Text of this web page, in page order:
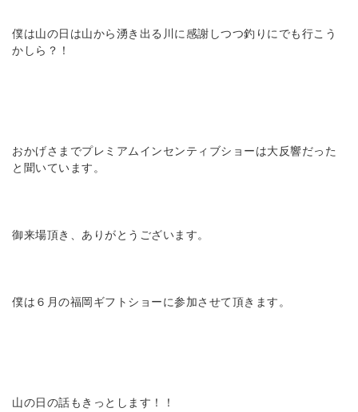
僕は山の日は山から湧き出る川に感謝しつつ釣りにでも行こう
かしら？！
おかげさまでプレミアムインセンティブショーは大反響だった
と聞いています。
御来場頂き、ありがとうございます。
僕は６月の福岡ギフトショーに参加させて頂きます。
山の日の話もきっとします！！